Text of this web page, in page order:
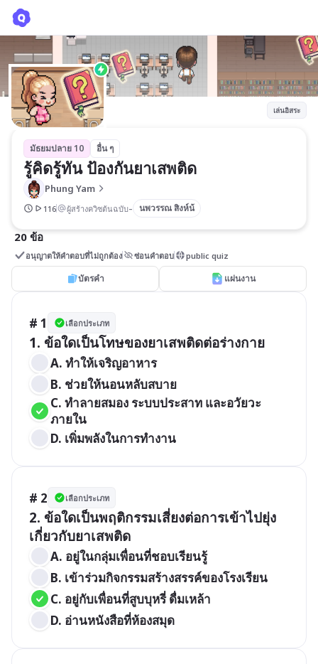
เล่นอิสระ
มัธยมปลาย 10 อื่น ๆ
รู้คิดรู้ทัน ป้องกันยาเสพติด
Phung Yam
116 ผู้สร้างควิซต้นฉบับ- นพวรรณ สิงห์น้
20 ข้อ
อนุญาตให้คำตอบที่ไม่ถูกต้อง ซ่อนคำตอบ public quiz
บัตรคำ แผ่นงาน
# 1 เลือกประเภท
1. ข้อใดเป็นโทษของยาเสพติดต่อร่างกาย
A. ทำให้เจริญอาหาร
B. ช่วยให้นอนหลับสบาย
C. ทำลายสมอง ระบบประสาท และอวัยวะ
ภายใน
D. เพิ่มพลังในการทำงาน
# 2 เลือกประเภท
2. ข้อใดเป็นพฤติกรรมเสี่ยงต่อการเข้าไปยุ่ง
เกี่ยวกับยาเสพติด
A. อยู่ในกลุ่มเพื่อนที่ชอบเรียนรู้
B. เข้าร่วมกิจกรรมสร้างสรรค์ของโรงเรียน
C. อยู่กับเพื่อนที่สูบบุหรี่ ดื่มเหล้า
D. อ่านหนังสือที่ห้องสมุด